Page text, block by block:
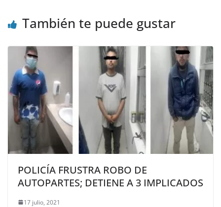
También te puede gustar
POLICÍA FRUSTRA ROBO DE
AUTOPARTES; DETIENE A 3 IMPLICADOS
17 julio, 2021